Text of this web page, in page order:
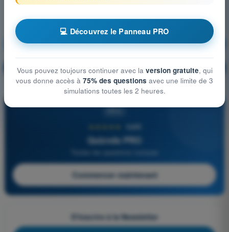
Sûreté S'entraîner !
🔒 PRO Explication de la question
4,6/5
Quizvds PRO
Commencer maintenant
S'inscrire à la Newsletter
💻 Découvrez le Panneau PRO
Vous pouvez toujours continuer avec la version gratuite, qui
vous donne accès à 75% des questions avec une limite de 3
simulations toutes les 2 heures.